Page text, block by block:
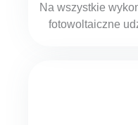
Na wszystkie
fotowoltaiczne